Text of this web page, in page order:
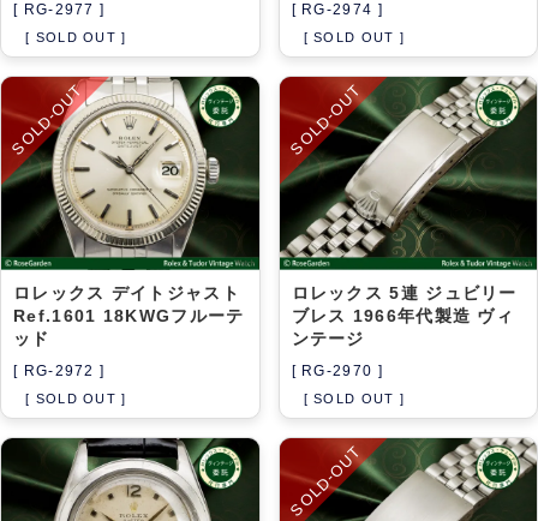
[ RG-2977 ]
[ SOLD OUT ]
[ RG-2974 ]
[ SOLD OUT ]
SOLD-OUT
ロレックス デイトジャスト
Ref.1601 18KWGフルーテ
ッド
[ RG-2972 ]
[ SOLD OUT ]
SOLD-OUT
ロレックス 5連 ジュビリー
ブレス 1966年代製造 ヴィ
ンテージ
[ RG-2970 ]
[ SOLD OUT ]
SOLD-OUT